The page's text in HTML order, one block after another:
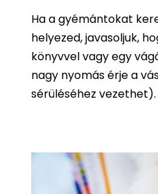
Ha a gyémántokat
helyezed, javasoljuk,
könyvvel vagy egy
nagy nyomás érje a
sérüléséhez vezethet).